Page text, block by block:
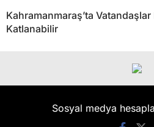
Kahramanmaraş’ta
Katlanabilir
Sosyal medya